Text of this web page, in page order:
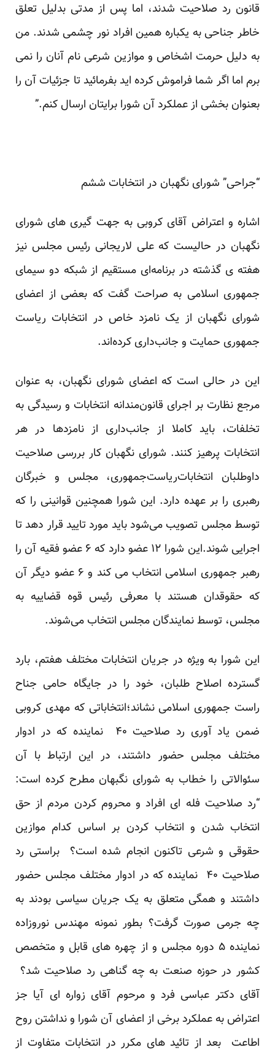
قانون رد صلاحیت شدند، اما پس از مدتی بدلیل تعلق
خاطر جناحی به یکباره همین افراد نور چشمی شدند. من
به دلیل حرمت اشخاص و موازین شرعی نام آنان را نمی
برم اما اگر شما فراموش کرده اید بفرمائید تا جزئیات آن را
بعنوان بخشی از عملکرد آن شورا برایتان ارسال کنم.”
“جراحی” شورای نگهبان در انتخابات ششم
اشاره و اعتراض آقای کروبی به جهت گیری های شورای
نگهبان در حالیست که علی لاریجانی رئیس مجلس نیز
هفته ی گذشته در برنامه‌ای مستقیم از شبکه دو سیمای
جمهوری اسلامی به صراحت گفت که بعضی از اعضای
شورای نگهبان از یک نامزد خاص در انتخابات ریاست
جمهوری حمایت و جانب‌داری کرده‌اند.
این در حالی است که اعضای شورای نگهبان، به عنوان
مرجع نظارت بر اجرای قانون‌مندانه انتخابات و رسیدگی به
تخلفات، باید کاملا از جانب‌داری از نامزدها در هر
انتخابات پرهیز کنند. شورای نگهبان کار بررسی صلاحیت
داوطلبان انتخابات‌ریاست‌جمهوری، مجلس و خبرگان
رهبری را بر عهده دارد. این شورا همچنین قوانینی را که
توسط مجلس تصویب می‌شود باید مورد تایید قرار دهد تا
اجرایی شوند.این شورا ۱۲ عضو دارد که ۶ عضو فقیه آن را
رهبر جمهوری اسلامی انتخاب می کند و ۶ عضو دیگر آن
که حقوقدان هستند با معرفی رئیس قوه قضاییه به
مجلس، توسط نمایندگان مجلس انتخاب می‌شوند.
این شورا به ویژه در جریان انتخابات مختلف هفتم، بارد
گسترده اصلاح طلبان، خود را در جایگاه حامی جناح
راست جمهوری اسلامی نشاند؛انتخاباتی که مهدی کروبی
ضمن یاد آوری رد صلاحیت ۴۰ نماینده که در ادوار
مختلف مجلس حضور داشتند، در این ارتباط با آن
سئوالاتی را خطاب به شورای نگبهان مطرح کرده است:
“رد صلاحیت فله ای افراد و محروم کردن مردم از حق
انتخاب شدن و انتخاب کردن بر اساس کدام موازین
حقوقی و شرعی تاکنون انجام شده است؟ براستی رد
صلاحیت ۴۰ نماینده که در ادوار مختلف مجلس حضور
داشتند و همگی متعلق به یک جریان سیاسی بودند به
چه جرمی صورت گرفت؟ بطور نمونه مهندس نوروزاده
نماینده ۵ دوره مجلس و از چهره های قابل و متخصص
کشور در حوزه صنعت به چه گناهی رد صلاحیت شد؟
آقای دکتر عباسی فرد و مرحوم آقای زواره ای آیا جز
اعتراض به عملکرد برخی از اعضای آن شورا و نداشتن روح
اطاعت بعد از تائید های مکرر در انتخابات متفاوت از